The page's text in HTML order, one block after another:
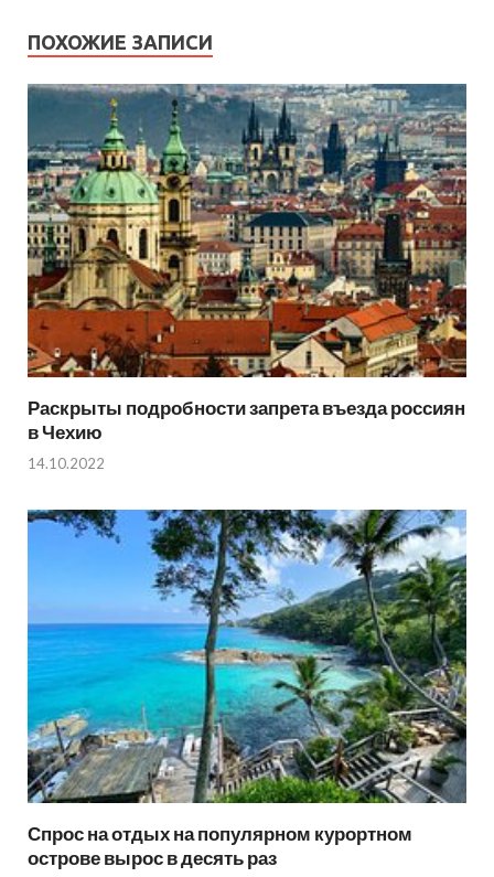
ПОХОЖИЕ ЗАПИСИ
Раскрыты подробности запрета въезда россиян
в Чехию
14.10.2022
Спрос на отдых на популярном курортном
острове вырос в десять раз